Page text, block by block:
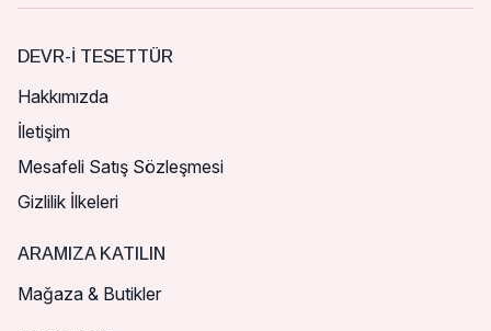
DEVR-I TESETTÜR
Hakkımızda
İletişim
Mesafeli Satış Sözleşmesi
Gizlilik İlkeleri
ARAMIZA KATILIN
Mağaza & Butikler